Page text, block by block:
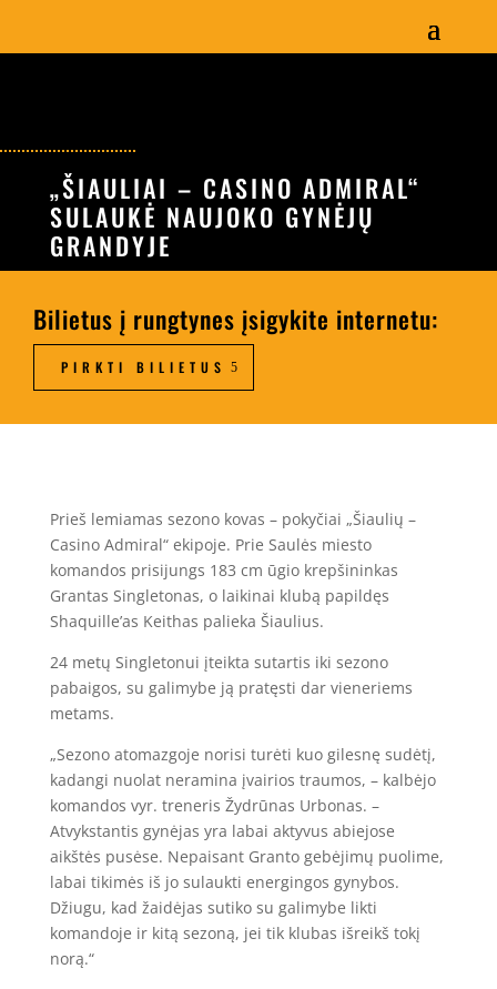
„ŠIAULIAI – CASINO ADMIRAL“
SULAUKĖ NAUJOKO GYNĖJŲ
GRANDYJE
Bilietus į rungtynes įsigykite internetu:
PIRKTI BILIETUS
Prieš lemiamas sezono kovas – pokyčiai „Šiaulių –
Casino Admiral“ ekipoje. Prie Saulės miesto
komandos prisijungs 183 cm ūgio krepšininkas
Grantas Singletonas, o laikinai klubą papildęs
Shaquille’as Keithas palieka Šiaulius.
24 metų Singletonui įteikta sutartis iki sezono
pabaigos, su galimybe ją pratęsti dar vieneriems
metams.
„Sezono atomazgoje norisi turėti kuo gilesnę sudėtį,
kadangi nuolat neramina įvairios traumos, – kalbėjo
komandos vyr. treneris Žydrūnas Urbonas. –
Atvykstantis gynėjas yra labai aktyvus abiejose
aikštės pusėse. Nepaisant Granto gebėjimų puolime,
labai tikimės iš jo sulaukti energingos gynybos.
Džiugu, kad žaidėjas sutiko su galimybe likti
komandoje ir kitą sezoną, jei tik klubas išreikš tokį
norą.“